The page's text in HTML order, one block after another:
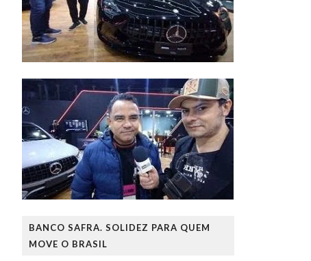
BANCO SAFRA. SOLIDEZ PARA QUEM
MOVE O BRASIL